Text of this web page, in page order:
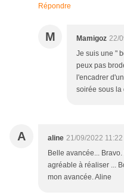
Répondre
M Mamigoz 22/
Je suis une "
peux pas
l'encadrer
soirée sous la
A aline 21/09/2022 11:22
Belle avancée...
agréable à réaliser ...
mon avancée. Aline